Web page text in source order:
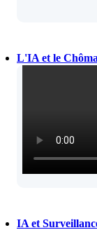
L'IA et le
IA et